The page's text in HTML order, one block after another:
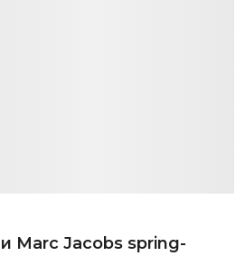
Marc Jacobs spring-